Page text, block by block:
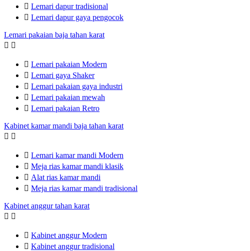
 Lemari dapur tradisional
 Lemari dapur gaya pengocok
Lemari pakaian baja tahan karat
 
 Lemari pakaian Modern
 Lemari gaya Shaker
 Lemari pakaian gaya industri
 Lemari pakaian mewah
 Lemari pakaian Retro
Kabinet kamar mandi baja tahan karat
 
 Lemari kamar mandi Modern
 Meja rias kamar mandi klasik
 Alat rias kamar mandi
 Meja rias kamar mandi tradisional
Kabinet anggur tahan karat
 
 Kabinet anggur Modern
 Kabinet anggur tradisional